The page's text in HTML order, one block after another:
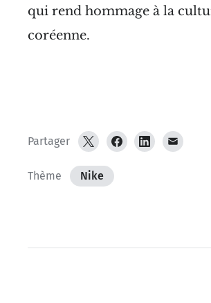
qui rend hommage à la
coréenne.
Partager
Thème Nike